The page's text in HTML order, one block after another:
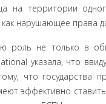
на тер­ритории
нарушаю­щее права
роль не только в
указала, что
что государства
эффективно